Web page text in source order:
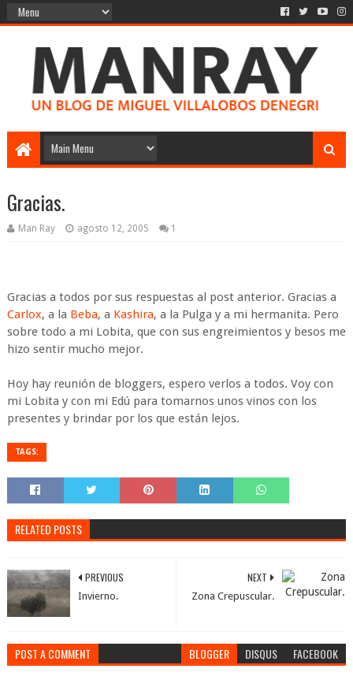
Gracias.
Man Ray agosto 12, 2005 1
Gracias a todos por sus respuestas al post anterior. Gracias a
Carlox, a la Beba, a Kashira, a la Pulga y a mi hermanita. Pero
sobre todo a mi Lobita, que con sus engreimientos y besos me
hizo sentir mucho mejor.
Hoy hay reunión de bloggers, espero verlos a todos. Voy con
mi Lobita y con mi Edú para tomarnos unos vinos con los
presentes y brindar por los que están lejos.
TAGS:
RELATED POSTS
NEXT
Zona Crepuscular.
PREVIOUS
Invierno.
POST A COMMENT BLOGGER DISQUS FACEBOOK